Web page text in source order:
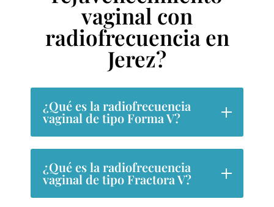
vaginal con
radiofrecuencia en
Jerez?
¿Qué es la radiofrecuencia
vaginal de tipo Forma V?
¿Qué es la radiofrecuencia
vaginal de tipo Fractora V?